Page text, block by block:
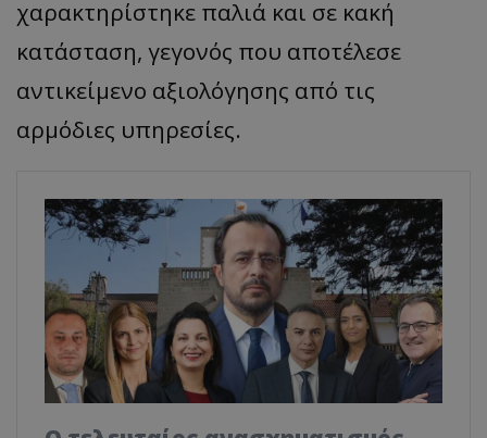
χαρακτηρίστηκε παλιά και σε κακή
κατάσταση, γεγονός που αποτέλεσε
αντικείμενο αξιολόγησης από τις
αρμόδιες υπηρεσίες.